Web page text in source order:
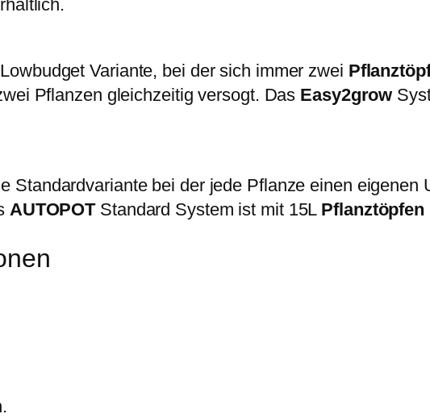
€
m
9
M
e
Variante, bei der sich immer zwei
Pflanzen gleichzeitig versogt. Das Easy2grow
Standardvariante bei der jede Pflanze einen eigenen
AUTOPOTStandard System ist mit 15L Pflanztöpfen